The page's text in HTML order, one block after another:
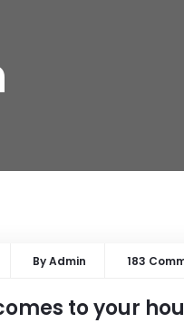
ByAdmin 183
to your